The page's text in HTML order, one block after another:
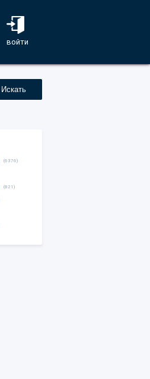
войти
Искать
(6376)
(821)